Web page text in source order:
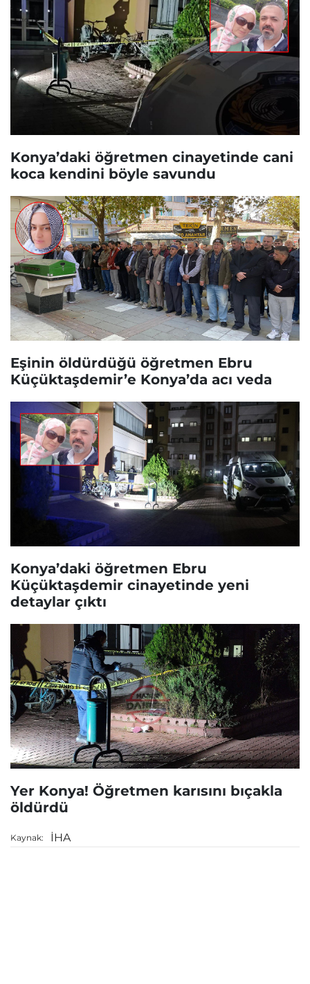
Konya’daki öğretmen cinayetinde cani
koca kendini böyle savundu
Eşinin öldürdüğü öğretmen Ebru
Küçüktaşdemir’e Konya’da acı veda
Konya’daki öğretmen Ebru
Küçüktaşdemir cinayetinde yeni
detaylar çıktı
Yer Konya! Öğretmen karısını bıçakla
öldürdü
Kaynak: İHA